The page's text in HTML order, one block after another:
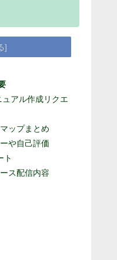
アル作成リクエ
ップまとめ
や自己評価
ト
ス配信内容